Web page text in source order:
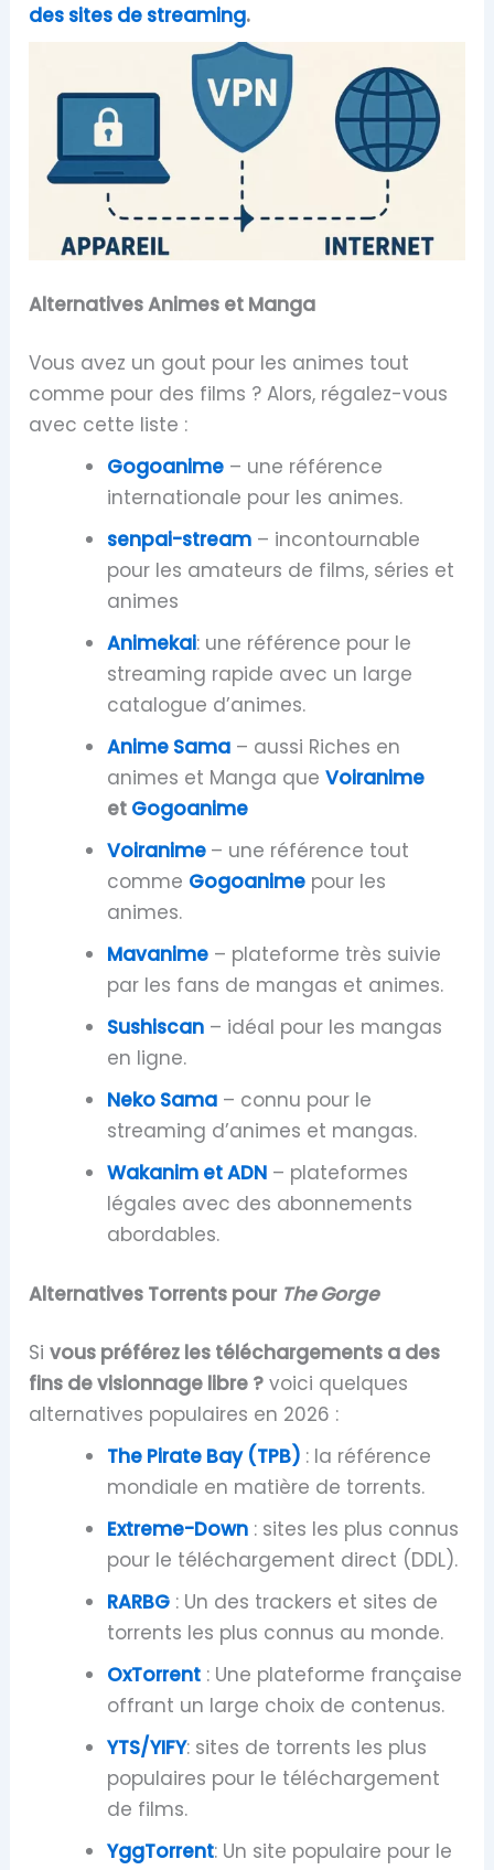
des sites de streaming.
Alternatives Animes et Manga
Vous avez un gout pour les animes tout
comme pour des films ? Alors, régalez-vous
avec cette liste :
Gogoanime – une référence
internationale pour les animes.
senpai-stream – incontournable
pour les amateurs de films, séries et
animes
Animekai: une référence pour le
streaming rapide avec un large
catalogue d’animes.
Anime Sama – aussi Riches en
animes et Manga queVoiranime
et Gogoanime
Voiranime – une référence tout
comme Gogoanime pour les
animes.
Mavanime – plateforme très suivie
par les fans de mangas et animes.
Sushiscan – idéal pour les mangas
en ligne.
Neko Sama – connu pour le
streaming d’animes et mangas.
Wakanim et ADN – plateformes
légales avec des abonnements
abordables.
Alternatives Torrents pour The Gorge
Sivous préférez les téléchargements a des
fins de visionnage libre ? voici quelques
alternatives populaires en 2026 :
The Pirate Bay (TPB) : la référence
mondiale en matière de torrents.
Extreme-Down : sites les plus connus
pour le téléchargement direct (DDL).
RARBG : Un des trackers et sites de
torrents les plus connus au monde.
OxTorrent : Une plateforme française
offrant un large choix de contenus.
YTS/YIFY: sites de torrents les plus
populaires pour le téléchargement
de films.
YggTorrent: Un site populaire pour le